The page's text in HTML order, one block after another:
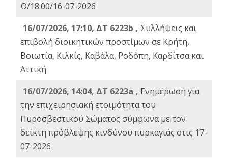
Ω/18:00/16-07-2026
16/07/2026, 17:10, ΔΤ 6223b , Συλλήψεις και
επιβολή διοικητικών προστίμων σε Κρήτη,
Βοιωτία, Κιλκίς, Καβάλα, Ροδόπη, Καρδίτσα και
Αττική
16/07/2026, 14:04, ΔΤ 6223a , Ενημέρωση για
την επιχειρησιακή ετοιμότητα του
Πυροσβεστικού Σώματος σύμφωνα με τον
δείκτη πρόβλεψης κινδύνου πυρκαγιάς στις 17-
07-2026